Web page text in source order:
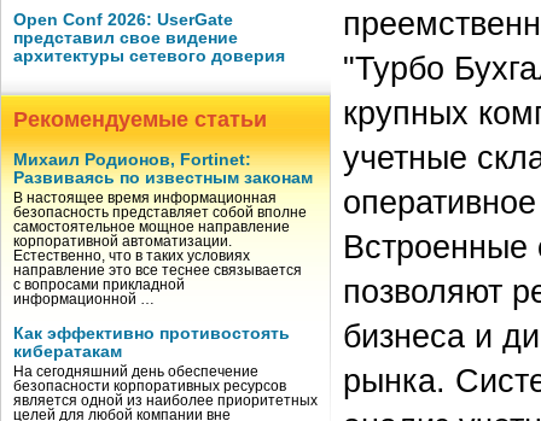
Open Conf 2026: UserGate
представил свое видение
архитектуры сетевого доверия
Рекомендуемые статьи
Михаил Родионов, Fortinet:
Развиваясь по известным законам
В настоящее время информационная
безопасность представляет собой вполне
самостоятельное мощное направление
корпоративной автоматизации.
Естественно, что в таких условиях
направление это все теснее связывается
с вопросами прикладной
информационной …
Как эффективно противостоять
кибератакам
На сегодняшний день обеспечение
безопасности корпоративных ресурсов
является одной из наиболее приоритетных
целей для любой компании вне
"Турбо
крупных
учетные
Встроенные
позволяют
бизнеса и
рынка.